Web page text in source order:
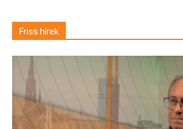
Friss hírek